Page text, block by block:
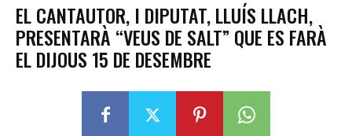
EL CANTAUTOR, I DIPUTAT, LLUÍS LLACH,
PRESENTARÀ “VEUS DE SALT” QUE ES FARÀ
EL DIJOUS 15 DE DESEMBRE